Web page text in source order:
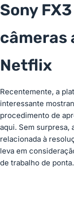
Sony
câmeras
Netflix
Recentemente, a
interessante
procedimento de
aqui. Sem surpresa,
relacionada à
leva em
de trabalho de ponta.